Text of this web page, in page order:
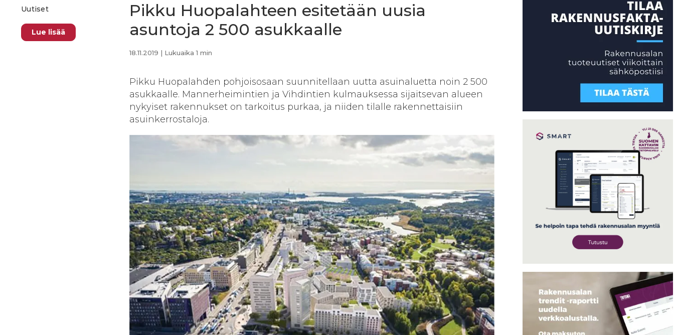
Uutiset
Lue lisää
Pikku Huopalahteen esitetään uusia
asuntoja 2 500 asukkaalle
18.11.2019 | Lukuaika 1 min
Pikku Huopalahden pohjoisosaan suunnitellaan uutta asuinaluetta noin 2 500
asukkaalle. Mannerheimintien ja Vihdintien kulmauksessa sijaitsevan alueen
nykyiset rakennukset on tarkoitus purkaa, ja niiden tilalle rakennettaisiin
asuinkerrostaloja.